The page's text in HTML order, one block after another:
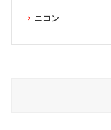
ニコン